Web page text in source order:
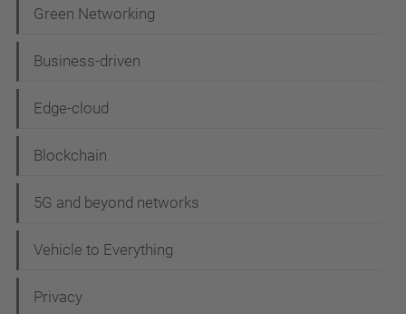
g
a
i
ó
Green Networking
Business-driven
Edge-cloud
Blockchain
5G and beyond networks
Vehicle to Everything
Privacy